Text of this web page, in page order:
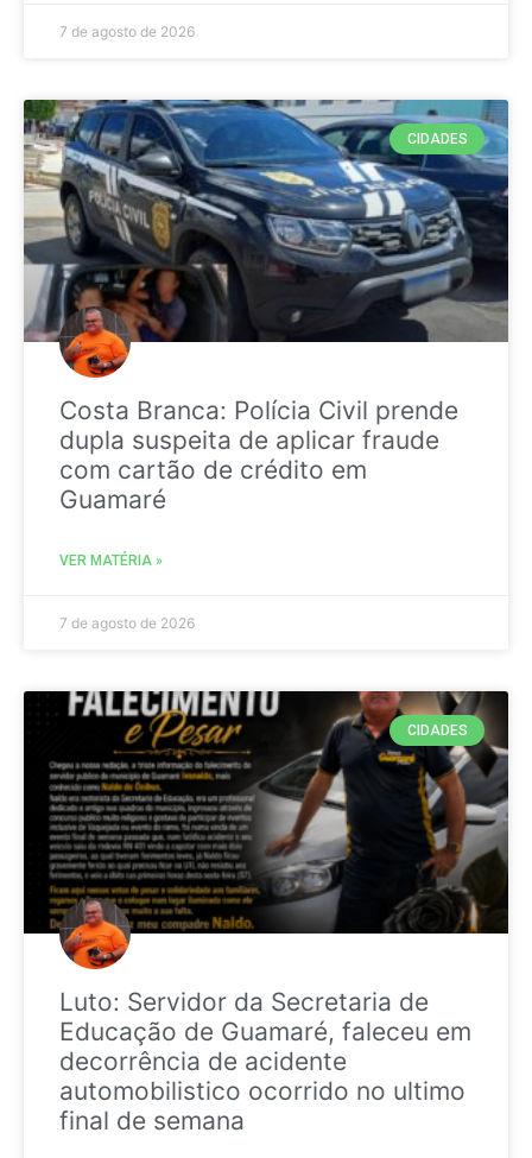
7 de agosto de 2026
CIDADES
Costa Branca: Polícia Civil prende
dupla suspeita de aplicar fraude
com cartão de crédito em
Guamaré
VER MATÉRIA »
7 de agosto de 2026
CIDADES
Luto: Servidor da Secretaria de
Educação de Guamaré, faleceu em
decorrência de acidente
automobilistico ocorrido no ultimo
final de semana